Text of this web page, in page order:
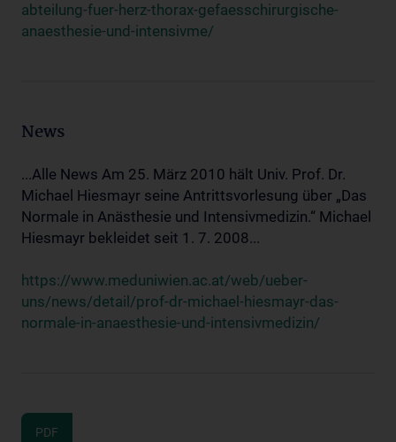
abteilung-fuer-herz-thorax-gefaesschirurgische-
anaesthesie-und-intensivme/
News
...Alle News Am 25. März 2010 hält Univ. Prof. Dr.
Michael Hiesmayr seine Antrittsvorlesung über „Das
Normale in Anästhesie und Intensivmedizin.“ Michael
Hiesmayr bekleidet seit 1. 7. 2008...
https://www.meduniwien.ac.at/web/ueber-
uns/news/detail/prof-dr-michael-hiesmayr-das-
normale-in-anaesthesie-und-intensivmedizin/
PDF